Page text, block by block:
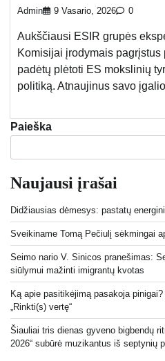
Admin 9 Vasario, 2026 0
Aukščiausi ESIR grupės
Komisijai įrodymais pagrįstus
padėtų plėtoti ES mokslinių
politiką. Atnaujinus savo
Paieška
Naujausi įrašai
Didžiausias dėmesys: pastatų
Sveikiname Tomą Pečiulį sėkmingai
Seimo nario V. Sinicos pranešimas:
siūlymui mažinti imigrantų kvotas
Ką apie pasitikėjimą pasakoja
„Rinkti(s) vertę“
Šiauliai tris dienas gyveno bigbendų
2026“ subūrė muzikantus iš septynių